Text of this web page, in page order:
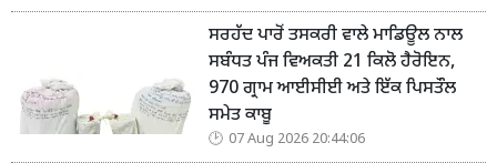
ਸਰਹੱਦ ਪਾਰੋਂ ਤਸਕਰੀ ਵਾਲੇ ਮਾਡਿਊਲ ਨਾਲ
ਸਬੰਧਤ ਪੰਜ ਵਿਅਕਤੀ 21 ਕਿਲੋ ਹੈਰੋਇਨ,
970 ਗ੍ਰਾਮ ਆਈਸੀਈ ਅਤੇ ਇੱਕ ਪਿਸਤੌਲ
ਸਮੇਤ ਕਾਬੂ
07 Aug 2026 20:44:06